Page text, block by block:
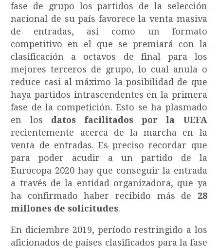
fase de grupo los partidos de la selección
nacional de su país favorece la venta masiva
de entradas, así como un formato
competitivo en el que se premiará con la
clasificación a octavos de final para los
mejores terceros de grupo, lo cual anula o
reduce casi al máximo la posibilidad de que
haya partidos intrascendentes en la primera
fase de la competición. Esto se ha plasmado
en los datos facilitados por la UEFA
recientemente acerca de la marcha en la
venta de entradas. Es preciso recordar que
para poder acudir a un partido de la
Eurocopa 2020 hay que conseguir la entrada
a través de la entidad organizadora, que ya
ha confirmado haber recibido más de 28
millones de solicitudes.
En diciembre 2019, período restringido a los
aficionados de países clasificados para la fase